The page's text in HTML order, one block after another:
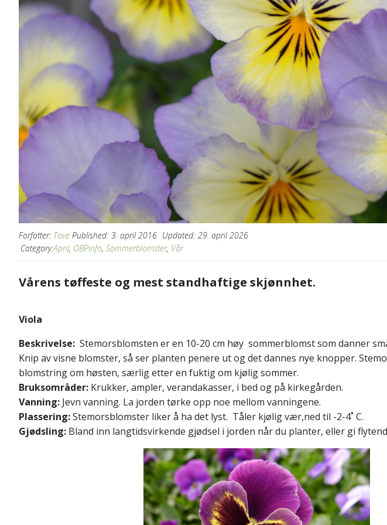
Forfatter: Tove Published: 3. april 2016 Updated: 29. april 2026
Category:April, OBPinfo, Sommerblomster, Vår
Vårens tøffeste og mest standhaftige skjønnhet.
Viola
Beskrivelse: Stemorsblomsten er en 10-20 cm høy sommerblomst som danner
Knip av visne blomster, så ser planten penere ut og det dannes nye knopper.
blomstring om høsten, særlig etter en fuktig om kjølig sommer.
Bruksområder: Krukker, ampler, verandakasser, i bed og på kirkegården.
Vanning: Jevn vanning. La jorden tørke opp noe mellom vanningene.
Plassering:Stemorsblomster liker å ha det lyst. Tåler kjølig vær,ned til -2-4˚ C.
Gjødsling: Bland inn langtidsvirkende gjødsel i jorden når du planter, eller gi